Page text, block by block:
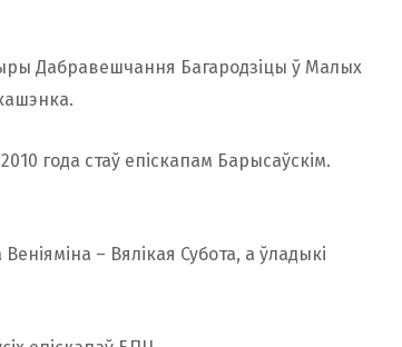
Дабравешчання Багародзіцы ў Малых
года стаў епіскапам Барысаўскім.
– Вялікая Субота, а ўладыкі